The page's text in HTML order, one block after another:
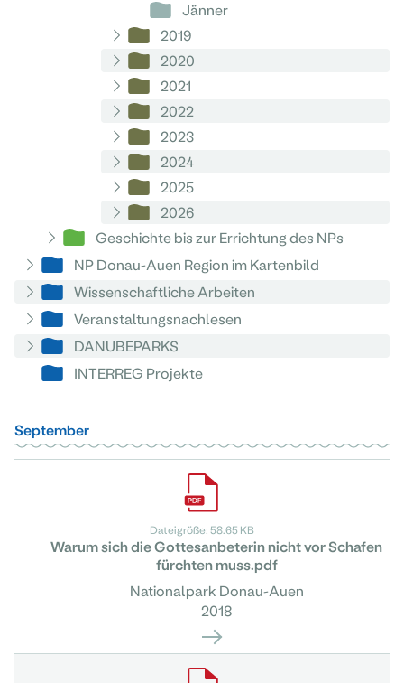
Jänner
2019
2020
2021
2022
2023
2024
2025
2026
Geschichte bis zur Errichtung des NPs
NP Donau-Auen Region im Kartenbild
Wissenschaftliche Arbeiten
Veranstaltungsnachlesen
DANUBEPARKS
INTERREG Projekte
September
Dateigröße: 58.65 KB
Warum sich die Gottesanbeterin nicht vor Schafen
fürchten muss.pdf
Nationalpark Donau-Auen
2018